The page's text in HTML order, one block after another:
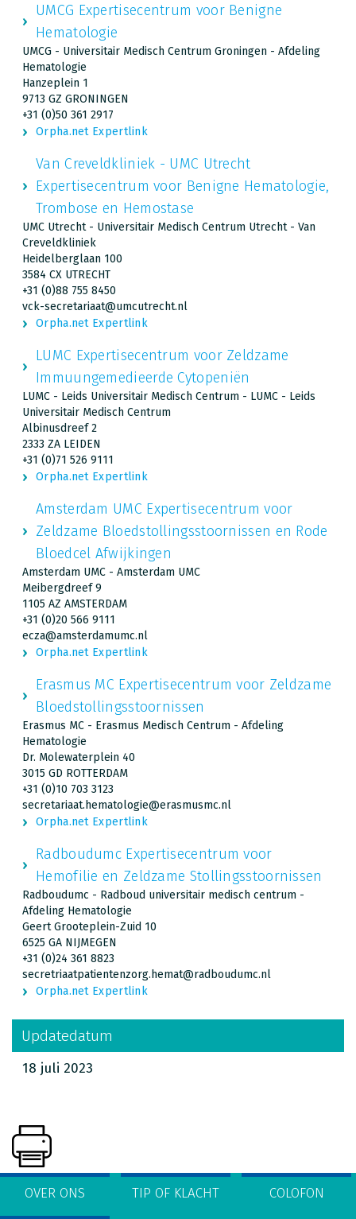
UMCG Expertisecentrum voor Benigne
Hematologie
UMCG - Universitair Medisch Centrum Groningen - Afdeling
Hematologie
Hanzeplein 1
9713 GZ GRONINGEN
+31 (0)50 361 2917
Orpha.net Expertlink
Van Creveldkliniek - UMC Utrecht
Expertisecentrum voor Benigne Hematologie,
Trombose en Hemostase
UMC Utrecht - Universitair Medisch Centrum Utrecht - Van
Creveldkliniek
Heidelberglaan 100
3584 CX UTRECHT
+31 (0)88 755 8450
vck-secretariaat@umcutrecht.nl
Orpha.net Expertlink
LUMC Expertisecentrum voor Zeldzame
Immuungemedieerde Cytopeniën
LUMC - Leids Universitair Medisch Centrum - LUMC - Leids
Universitair Medisch Centrum
Albinusdreef 2
2333 ZA LEIDEN
+31 (0)71 526 9111
Orpha.net Expertlink
Amsterdam UMC Expertisecentrum voor
Zeldzame Bloedstollingsstoornissen en Rode
Bloedcel Afwijkingen
Amsterdam UMC - Amsterdam UMC
Meibergdreef 9
1105 AZ AMSTERDAM
+31 (0)20 566 9111
ecza@amsterdamumc.nl
Orpha.net Expertlink
Erasmus MC Expertisecentrum voor Zeldzame
Bloedstollingsstoornissen
Erasmus MC - Erasmus Medisch Centrum - Afdeling
Hematologie
Dr. Molewaterplein 40
3015 GD ROTTERDAM
+31 (0)10 703 3123
secretariaat.hematologie@erasmusmc.nl
Orpha.net Expertlink
Radboudumc Expertisecentrum voor
Hemofilie en Zeldzame Stollingsstoornissen
Radboudumc - Radboud universitair medisch centrum -
Afdeling Hematologie
Geert Grooteplein-Zuid 10
6525 GA NIJMEGEN
+31 (0)24 361 8823
secretriaatpatientenzorg.hemat@radboudumc.nl
Orpha.net Expertlink
Updatedatum
18 juli 2023
OVER ONS TIP OF KLACHT COLOFON